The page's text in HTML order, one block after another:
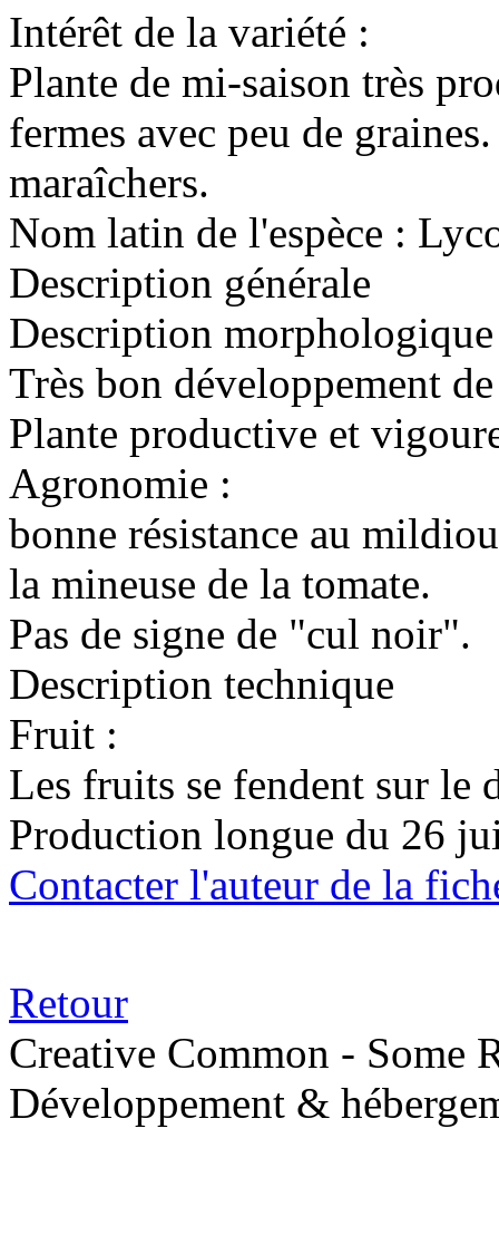
Intérêt de la variété :
Plante de mi-saison très
fermes avec peu de
maraîchers.
Nom latin de l'espèce :
Description générale
Description
Très bon développement
Plante productive et
Agronomie :
bonne résistance au
la mineuse de la tomate.
Pas de signe de "cul noir".
Description technique
Fruit :
Les fruits se fendent sur le
Production longue du 26
Contacter l'auteur de la
Retour
Creative Common - Some
Développement &